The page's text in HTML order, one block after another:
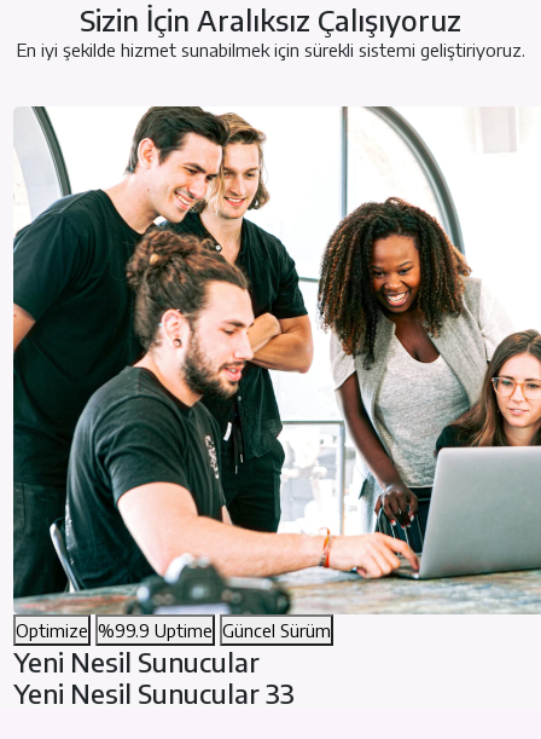
Sizin İçin Aralıksız Çalışıyoruz
En iyi şekilde hizmet sunabilmek için sürekli sistemi geliştiriyoruz.
Optimize %99.9 Uptime Güncel Sürüm
Yeni Nesil Sunucular
Yeni Nesil Sunucular 33